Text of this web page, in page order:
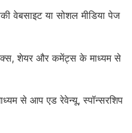
वेबसाइट या सोशल मीडिया पेज
शेयर और कमेंट्स के माध्यम से
से आप एड रेवेन्यू, स्पॉन्सरशिप